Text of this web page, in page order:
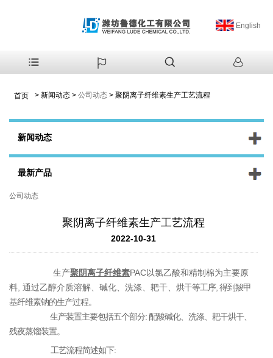
English
首页 > 新闻动态 > 公司动态 > 聚阴离子纤维素生产工艺流程
新闻动态
最新产品
公司动态
聚阴离子纤维素生产工艺流程
2022-10-31
生产聚阴离子纤维素PAC以氯乙酸和精制棉为主要原
料, 通过乙醇介质溶解、碱化、洗涤、耙干、 烘干等工序, 得到羧甲
基纤维素钠的生产过程。
生产装置主要包括五个部分: 配酸碱化、洗涤、耙干烘干、
残夜蒸馏装置。
工艺流程简述如下: